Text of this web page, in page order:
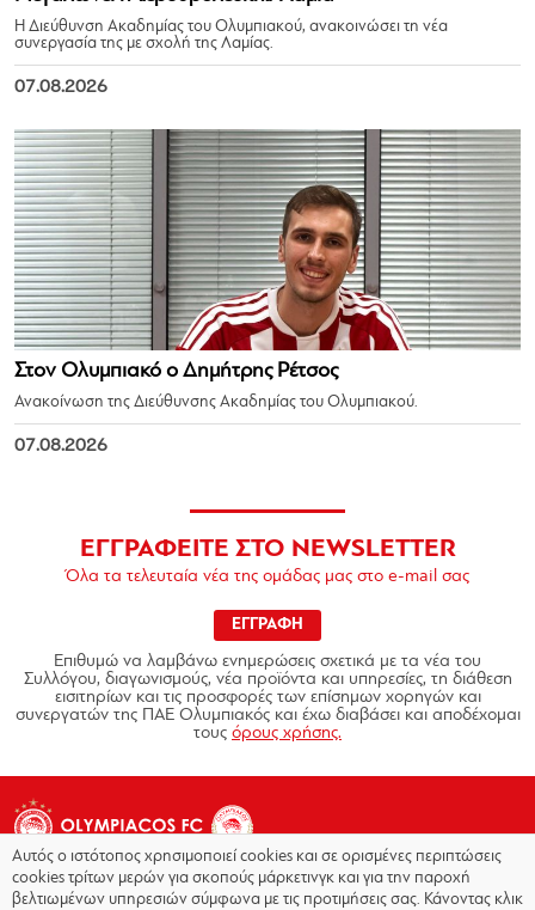
Η Διεύθυνση Ακαδημίας του Ολυμπιακού, ανακοινώσει τη νέα
συνεργασία της με σχολή της Λαμίας.
07.08.2026
Στον Ολυμπιακό ο Δημήτρης Ρέτσος
Ανακοίνωση της Διεύθυνσης Ακαδημίας του Ολυμπιακού.
07.08.2026
ΕΓΓΡΑΦΕΙΤΕ ΣΤΟ NEWSLETTER
Όλα τα τελευταία νέα της ομάδας μας στο e-mail σας
ΕΓΓΡΑΦΗ
Επιθυμώ να λαμβάνω ενημερώσεις σχετικά με τα νέα του
Συλλόγου, διαγωνισμούς, νέα προϊόντα και υπηρεσίες, τη διάθεση
εισιτηρίων και τις προσφορές των επίσημων χορηγών και
συνεργατών της ΠΑΕ Ολυμπιακός και έχω διαβάσει και αποδέχομαι
τους όρους χρήσης.
Αυτός ο ιστότοπος χρησιμοποιεί cookies και σε ορισμένες περιπτώσεις
cookies τρίτων μερών για σκοπούς μάρκετινγκ και για την παροχή
βελτιωμένων υπηρεσιών σύμφωνα με τις προτιμήσεις σας. Κάνοντας κλικ